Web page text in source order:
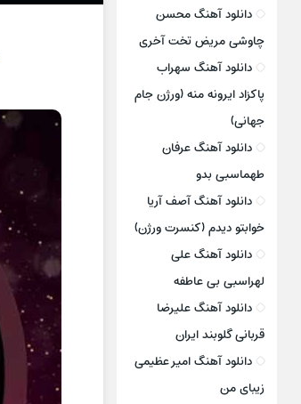
دانلود آهنگ محسن
چاوشی مریض تخت آخری
دانلود آهنگ سهراب
پاکزاد ایرونه منه (ورژن جام
جهانی)
دانلود آهنگ عرفان
طهماسبی بدو
دانلود آهنگ آصف آریا
خوابتو دیدم (کنسرت ورژن)
دانلود آهنگ علی
لهراسبی بی عاطفه
دانلود آهنگ علیرضا
قربانی گلوبند ایران
دانلود آهنگ امیر عظیمی
زیبای من